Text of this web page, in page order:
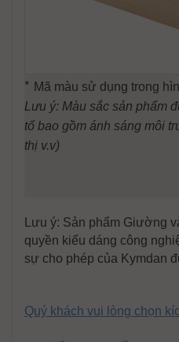
* Mã màu sử dụng trong
Lưu ý: Màu sắc sản phẩm
tố bao gồm ánh sáng môi
thị v.v)
Lưu ý: Sản phẩm Giường
quyền kiểu dáng công
sự cho phép của Kymdan
Quý khách vui lòng chọn